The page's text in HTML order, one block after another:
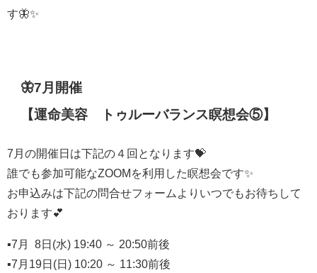
す🦋✨
🦋7月開催
【運命美容®トゥルーバランス瞑想会⑤】
7月の開催日は下記の４回となります💝
誰でも参加可能なZOOMを利用した瞑想会です✨
お申込みは下記の問合せフォームよりいつでもお待ちして
おります💕
▪️7月 8日(水) 19:40 ～ 20:50前後
▪️7月19日(日) 10:20 ～ 11:30前後